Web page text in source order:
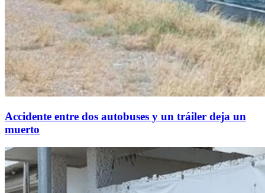
Accidente entre dos autobuses y un tráiler deja un
muerto